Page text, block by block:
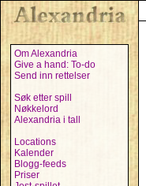
Om Alexandria
Give a hand: To-do
Send inn rettelser
Søk etter spill
Nøkkelord
Alexandria i tall
Locations
Kalender
Blogg-feeds
Priser